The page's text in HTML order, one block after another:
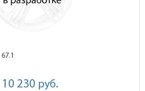
67.1
10 230 руб.